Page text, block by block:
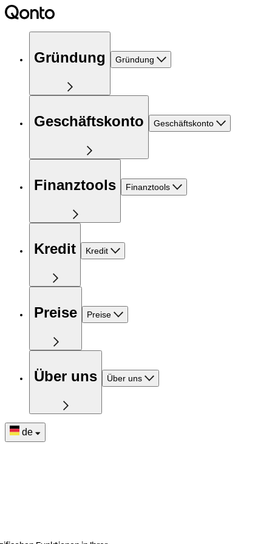
Gründung Gründung
Geschäftskonto Geschäftskonto
Finanztools Finanztools
Kredit Kredit
Preise Preise
Über uns Über uns
de